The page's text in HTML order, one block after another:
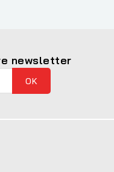
newsletter